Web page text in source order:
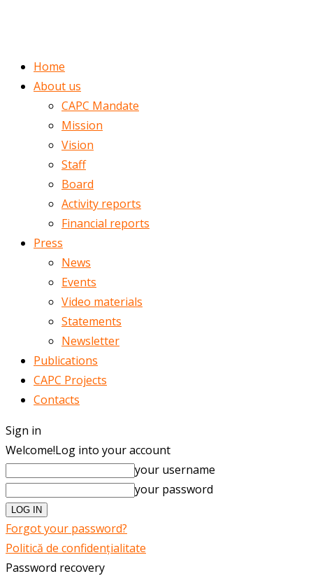
Home
About us
CAPC Mandate
Mission
Vision
Staff
Board
Activity reports
Financial reports
Press
News
Events
Video materials
Statements
Newsletter
Publications
CAPC Projects
Contacts
Sign in
Welcome!Log into your account
your username
your password
Forgot your password?
Politică de confidențialitate
Password recovery